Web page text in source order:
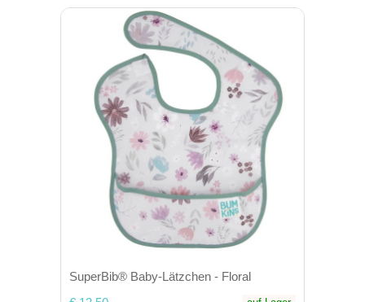
SuperBib® Baby-Lätzchen - Floral